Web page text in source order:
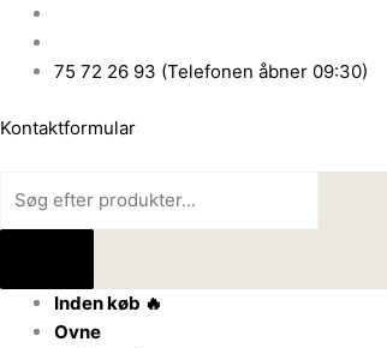
indholdet75 72 26 93 (Telefonen åbner 09:30)
Kontaktformular
Products
search
Inden køb 🔥
Ovne
Products
search